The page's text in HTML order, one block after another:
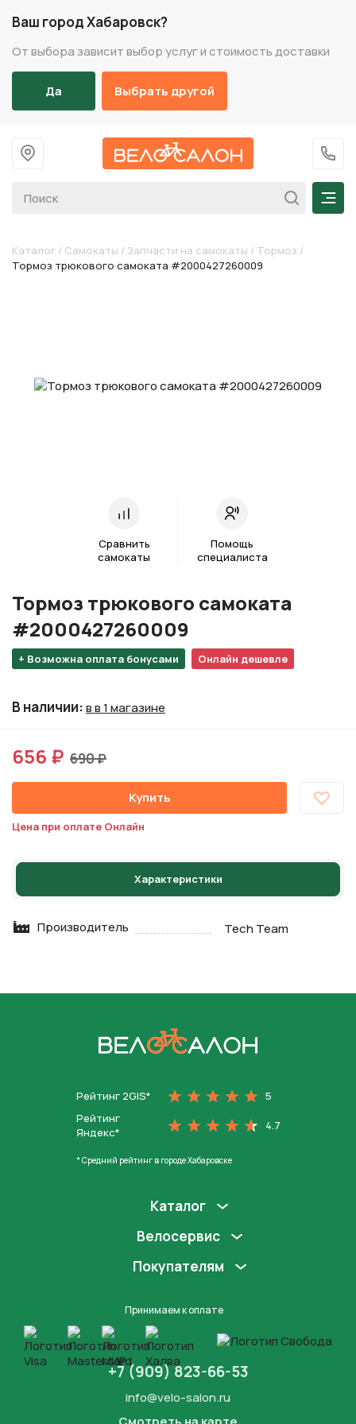
Ваш город Хабаровск?
От выбора зависит выбор услуг и стоимость доставки
Да Выбрать другой
На главную
+7
Каталог / Самокаты / Запчасти на самокаты / Тормоз /
Тормоз трюкового самоката #2000427260009
Сравнить
самокаты
Помощь
специалиста
+ Возможна оплата бонусами Онлайн дешевле
Тормоз трюкового самоката
#2000427260009
В наличии:в в 1 магазине
656 ₽ 690 ₽
Купить
Цена при оплате Онлайн
Характеристики
Производитель Tech Team
Рейтинг 2GIS*
5
Рейтинг
Яндекс*
4.7
* Средний рейтинг в городе Хабаровске
Каталог
Велосервис
Покупателям
Принимаем к оплате
+7 (909) 823-66-53
info@velo-salon.ru